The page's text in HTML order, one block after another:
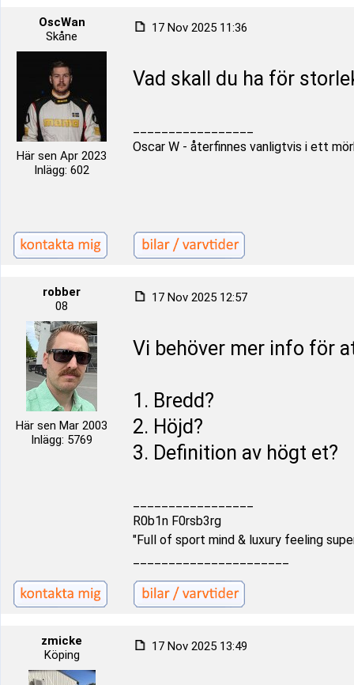
OscWan
Skåne
Här sen Apr 2023
Inlägg: 602
17 Nov 2025 11:36
Vad skall du ha för
Oscar W - återfinnes vanligtvis i ett
robber
08
Här sen Mar 2003
Inlägg: 5769
17 Nov 2025 12:57
Vi behöver mer info för
1. Bredd?
2. Höjd?
3. Definition av högt et?
R0b1n F0rsb3rg
"Full of sport mind & luxury feeling
zmicke
Köping
17 Nov 2025 13:49